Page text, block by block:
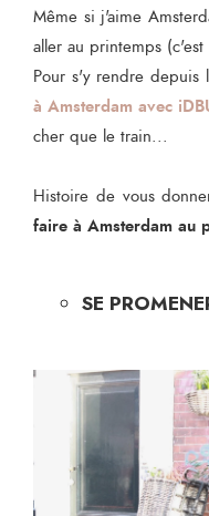
Même si j'aime
aller au printemps
Pour s'y rendre depuis
à Amsterdam avec
cher que le train...
Histoire de vous
faire à Amsterdam au
SE